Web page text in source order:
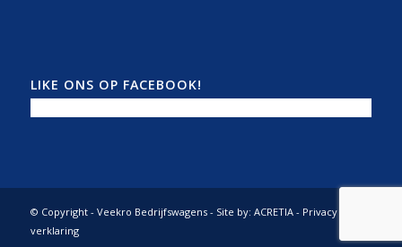
LIKE ONS OP FACEBOOK!
© Copyright - Veekro Bedrijfswagens - Site by: ACRETIA- Privacy
verklaring